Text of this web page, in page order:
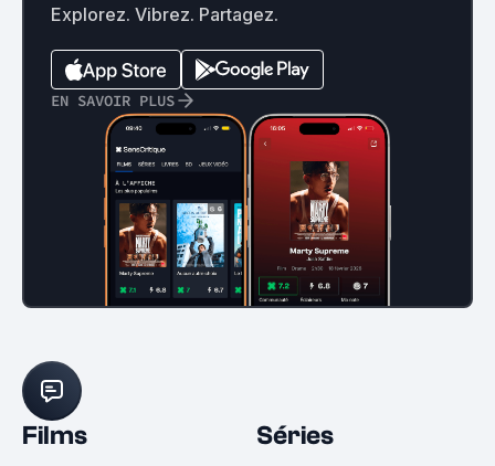
Explorez. Vibrez. Partagez.
EN SAVOIR PLUS
Films Séries